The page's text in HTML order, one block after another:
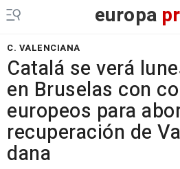
europa
C. VALENCIANA
Catalá se verá
en Bruselas con
europeos para
recuperación de
dana